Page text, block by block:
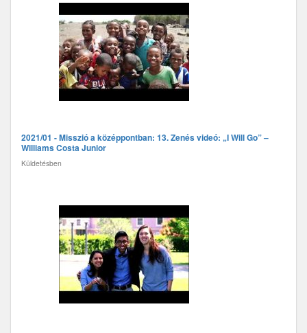
2021/01 - Misszió a középpontban: 13. Zenés videó: „I Will Go” –
Williams Costa Junior
Küldetésben